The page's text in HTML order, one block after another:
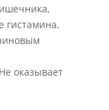
гистамина.
оказывает